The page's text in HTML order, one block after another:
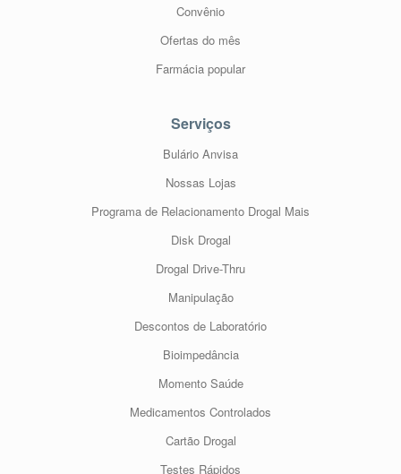
Convênio
Ofertas do mês
Farmácia popular
Serviços
Bulário Anvisa
Nossas Lojas
Programa de Relacionamento Drogal Mais
Disk Drogal
Drogal Drive-Thru
Manipulação
Descontos de Laboratório
Bioimpedância
Momento Saúde
Medicamentos Controlados
Cartão Drogal
Testes Rápidos